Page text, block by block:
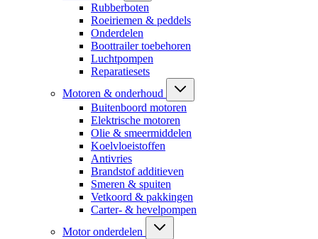
Rubberboten
Roeiriemen & peddels
Onderdelen
Boottrailer toebehoren
Luchtpompen
Reparatiesets
Motoren & onderhoud
Buitenboord motoren
Elektrische motoren
Olie & smeermiddelen
Koelvloeistoffen
Antivries
Brandstof additieven
Smeren & spuiten
Vetkoord & pakkingen
Carter- & hevelpompen
Motor onderdelen